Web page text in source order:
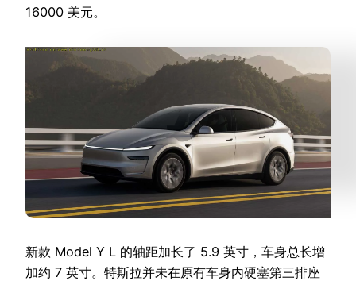
16000 美元。
新款 Model Y L 的轴距加长了 5.9 英寸，车身总长增
加约 7 英寸。特斯拉并未在原有车身内硬塞第三排座